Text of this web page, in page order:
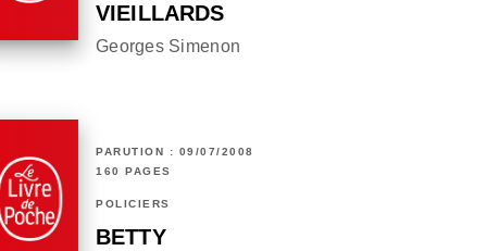
VIEILLARDS
Georges Simenon
PARUTION : 09/07/2008
160 PAGES
POLICIERS
BETTY